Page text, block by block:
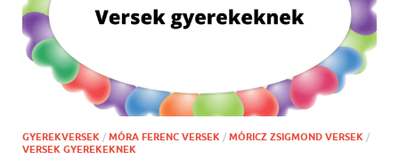
GYEREKVERSEK / MÓRA FERENC VERSEK / MÓRICZ ZSIGMOND VERSEK /
VERSEK GYEREKEKNEK